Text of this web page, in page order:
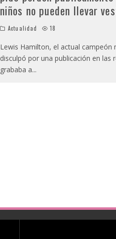
niños no pueden llevar
Actualidad 18
Lewis Hamilton, el actual campeón
disculpó por una publicación en las
grababa a...